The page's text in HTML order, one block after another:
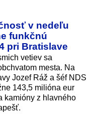
v nedeľu
funkčnú
pri Bratislave
vetiev sa
mesta. Na
Jozef Ráž a šéf NDS
143,5 milióna eur
kamióny z hlavného